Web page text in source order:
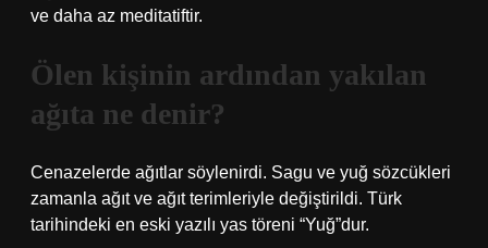
ve daha az meditatiftir.
Ölen kişinin ardından yakılan
ağıta ne denir?
Cenazelerde ağıtlar söylenirdi. Sagu ve yuğ sözcükleri
zamanla ağıt ve ağıt terimleriyle değiştirildi. Türk
tarihindeki en eski yazılı yas töreni “Yuğ”dur.